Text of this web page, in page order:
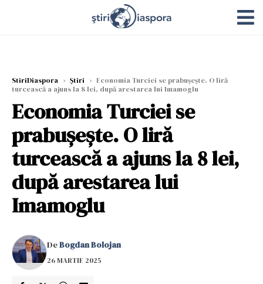
StiriDiaspora › Știri › Economia Turciei se prabușește. O liră
turcească a ajuns la 8 lei, după arestarea lui Imamoglu
Economia Turciei se
prabușește. O liră
turcească a ajuns la 8 lei,
după arestarea lui
Imamoglu
DeBogdan Bolojan
26 MARTIE 2025